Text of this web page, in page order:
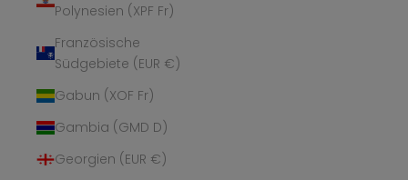
Polynesien (XPF Fr)
Französische
Südgebiete (EUR €)
Gabun (XOF Fr)
Gambia (GMD D)
Georgien (EUR €)